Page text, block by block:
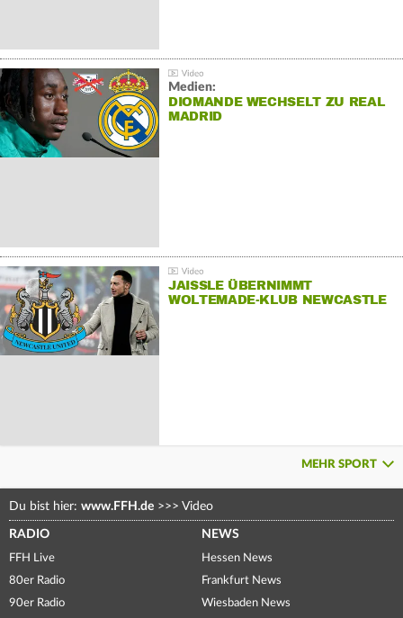
Medien:
DIOMANDE WECHSELT ZU REAL
MADRID
JAISSLE ÜBERNIMMT
WOLTEMADE-KLUB NEWCASTLE
MEHR SPORT
Du bist hier: www.FFH.de >>> Video
RADIO
FFH Live
80er Radio
90er Radio
NEWS
Hessen News
Frankfurt News
Wiesbaden News